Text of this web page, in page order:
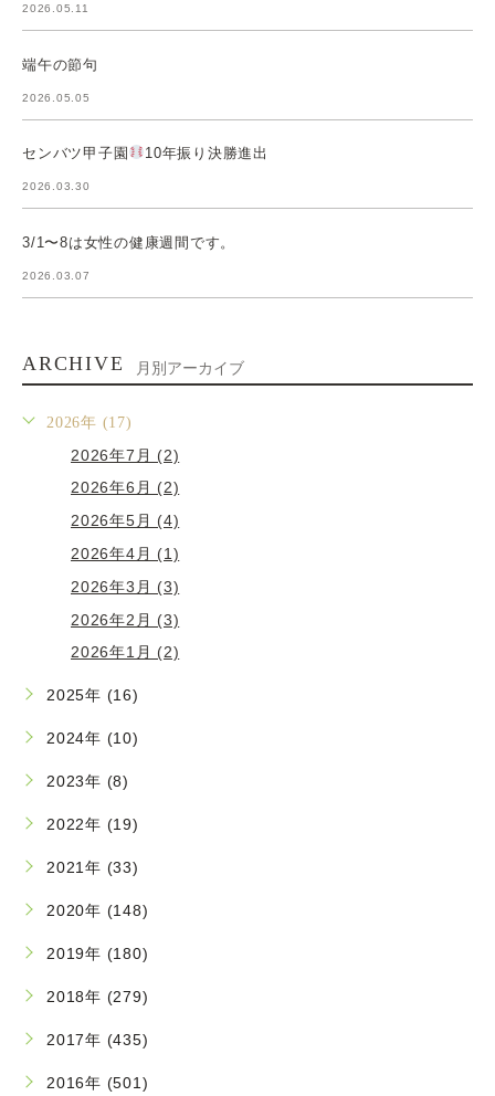
2026.05.11
端午の節句
2026.05.05
センバツ甲子園 10年振り決勝進出
2026.03.30
3/1〜8は女性の健康週間です。
2026.03.07
ARCHIVE 月別アーカイブ
2026年 (17)
2026年7月 (2)
2026年6月 (2)
2026年5月 (4)
2026年4月 (1)
2026年3月 (3)
2026年2月 (3)
2026年1月 (2)
2025年 (16)
2024年 (10)
2023年 (8)
2022年 (19)
2021年 (33)
2020年 (148)
2019年 (180)
2018年 (279)
2017年 (435)
2016年 (501)